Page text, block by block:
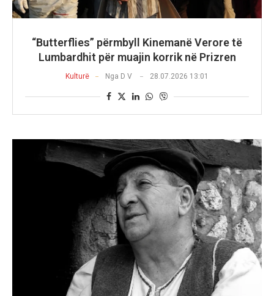
“Butterflies” përmbyll Kinemanë Verore të
Lumbardhit për muajin korrik në Prizren
Kulturë Nga D V 28.07.2026 13:01